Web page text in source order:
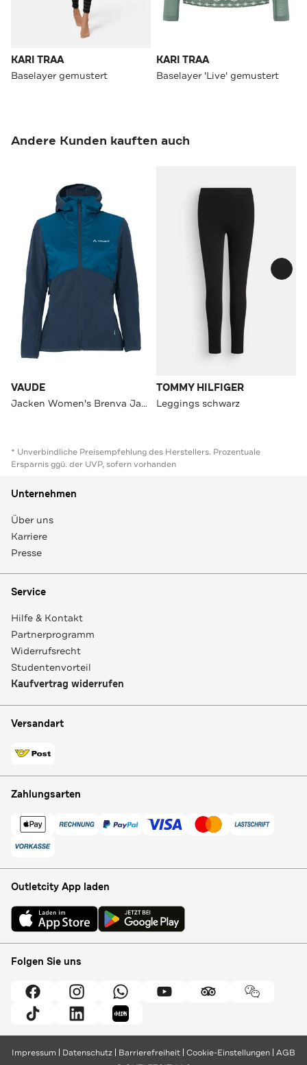
KARI TRAA
Baselayer gemustert
KARI TRAA
Baselayer 'Live' gemustert
Andere Kunden kauften auch
VAUDE
Jacken Women's Brenva Jacket
TOMMY HILFIGER
Leggings schwarz
* Unverbindliche Preisempfehlung des Herstellers. Prozentuale
Ersparnis ggü. der UVP, sofern vorhanden
Unternehmen
Über uns
Karriere
Presse
Service
Hilfe & Kontakt
Partnerprogramm
Widerrufsrecht
Studentenvorteil
Kaufvertrag widerrufen
Versandart
Zahlungsarten
Outletcity App laden
Folgen Sie uns
Impressum Datenschutz Barrierefreiheit Cookie-Einstellungen AGB